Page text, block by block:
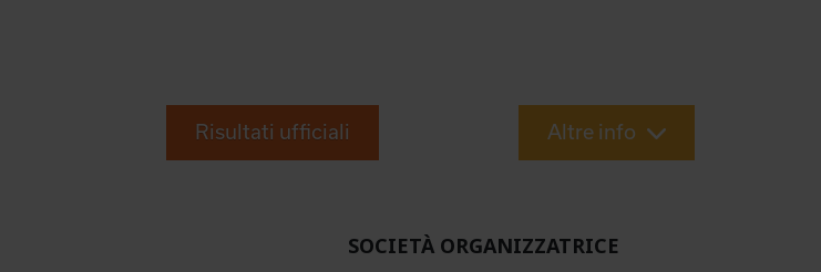
Risultati ufficiali Altre info
SOCIETÀ ORGANIZZATRICE